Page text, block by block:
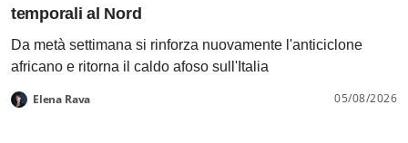
temporali al Nord
Da metà settimana si rinforza nuovamente l'anticiclone
africano e ritorna il caldo afoso sull'Italia
Elena Rava 05/08/2026